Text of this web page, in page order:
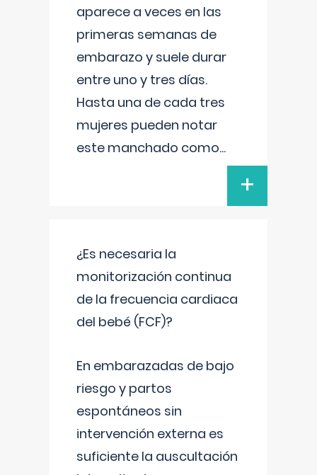
aparece a veces en las
primeras semanas de
embarazo y suele durar
entre uno y tres días.
Hasta una de cada tres
mujeres pueden notar
este manchado como...
+
¿Es necesaria la
monitorización continua
de la frecuencia cardiaca
del bebé (FCF)?
En embarazadas de bajo
riesgo y partos
espontáneos sin
intervención externa es
suficiente la auscultación